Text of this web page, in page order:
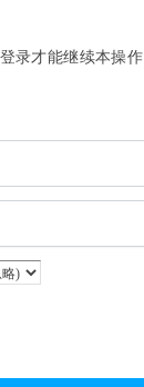
录才能继续本操作